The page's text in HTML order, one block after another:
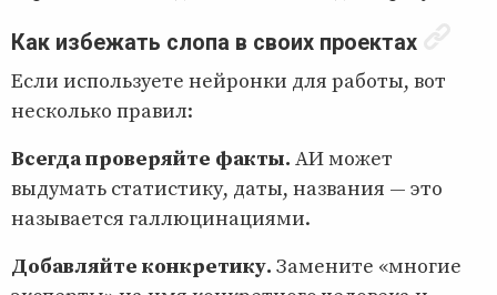
Как избежать слопа в своих проектах
Если используете нейронки для работы, вот
несколько правил:
Всегда проверяйте факты. АИ может
выдумать статистику, даты, названия — это
называется галлюцинациями.
Добавляйте конкретику. Замените «многие